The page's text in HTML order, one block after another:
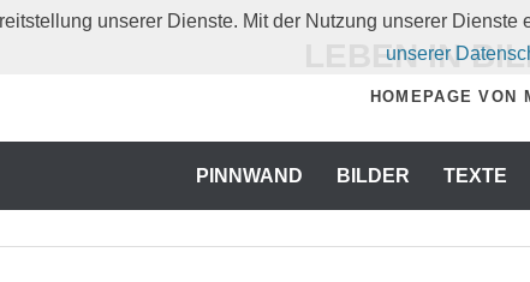
LEBEN IN
HOMEPAGE VON
PINNWAND BILDER TEXTE
unserer Dienste. Mit der Nutzung unserer
unserer